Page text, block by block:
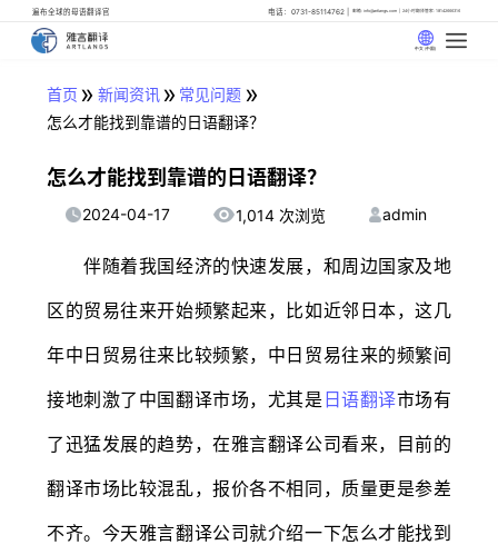
遍布全球的母语翻译官 电话：0731-85114762 邮箱: info@artlangs.com 24小时翻译管家: 18142666316
中文 (中国)
首页 » 新闻资讯» 常见问题 »
怎么才能找到靠谱的日语翻译？
怎么才能找到靠谱的日语翻译？
2024-04-17 1,014 次浏览 admin
伴随着我国经济的快速发展，和周边国家及地
区的贸易往来开始频繁起来，比如近邻日本，这几
年中日贸易往来比较频繁，中日贸易往来的频繁间
接地刺激了中国翻译市场，尤其是 日语翻译市场有
了迅猛发展的趋势，在雅言翻译公司看来，目前的
翻译市场比较混乱，报价各不相同，质量更是参差
不齐。今天雅言翻译公司就介绍一下怎么才能找到